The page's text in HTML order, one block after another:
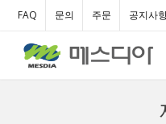
FAQ 문의 주문 공지사